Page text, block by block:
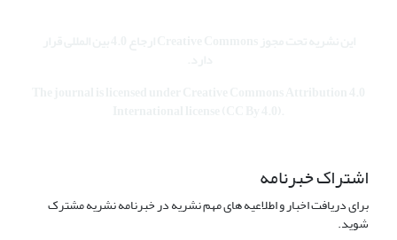
اشتراک خبرنامه
برای دریافت اخبار و اطلاعیه های مهم نشریه در خبرنامه نشریه مشترک
شوید.